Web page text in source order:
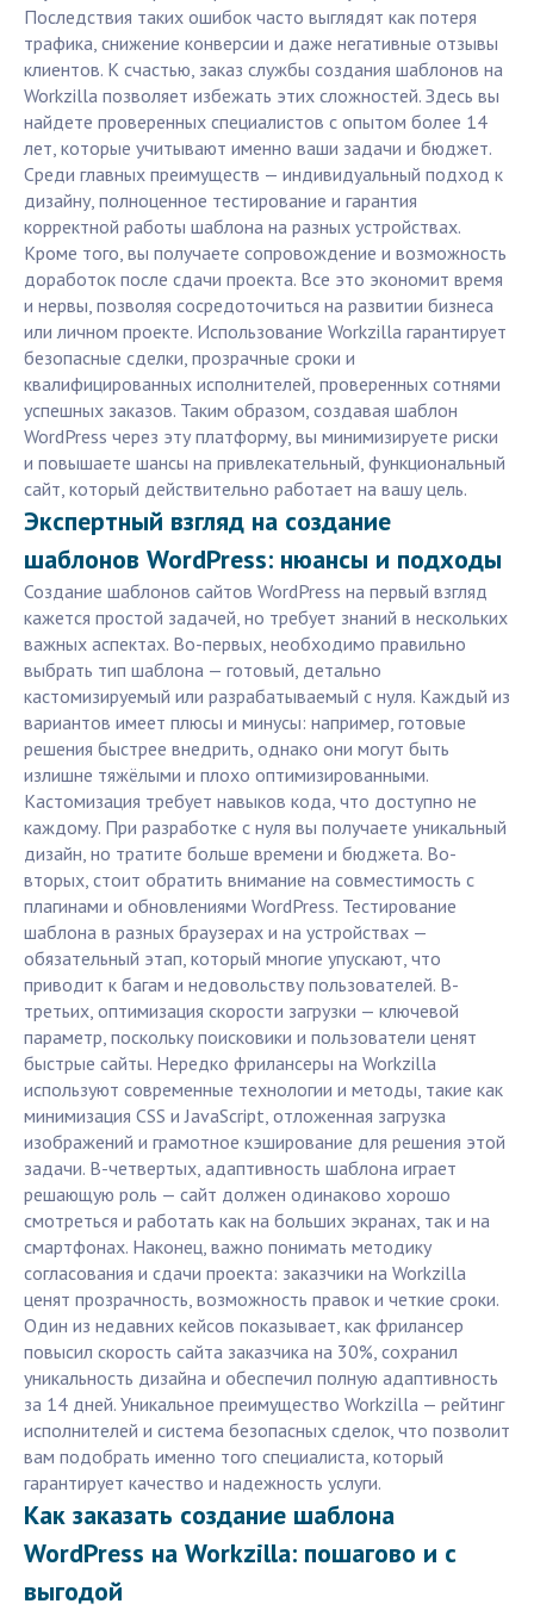
Последствия таких ошибок часто выглядят как потеря
трафика, снижение конверсии и даже негативные отзывы
клиентов. К счастью, заказ службы создания шаблонов на
Workzilla позволяет избежать этих сложностей. Здесь вы
найдете проверенных специалистов с опытом более 14
лет, которые учитывают именно ваши задачи и бюджет.
Среди главных преимуществ — индивидуальный подход к
дизайну, полноценное тестирование и гарантия
корректной работы шаблона на разных устройствах.
Кроме того, вы получаете сопровождение и возможность
доработок после сдачи проекта. Все это экономит время
и нервы, позволяя сосредоточиться на развитии бизнеса
или личном проекте. Использование Workzilla гарантирует
безопасные сделки, прозрачные сроки и
квалифицированных исполнителей, проверенных сотнями
успешных заказов. Таким образом, создавая шаблон
WordPress через эту платформу, вы минимизируете риски
и повышаете шансы на привлекательный, функциональный
сайт, который действительно работает на вашу цель.
Экспертный взгляд на создание
шаблонов WordPress: нюансы и подходы
Создание шаблонов сайтов WordPress на первый взгляд
кажется простой задачей, но требует знаний в нескольких
важных аспектах. Во-первых, необходимо правильно
выбрать тип шаблона — готовый, детально
кастомизируемый или разрабатываемый с нуля. Каждый из
вариантов имеет плюсы и минусы: например, готовые
решения быстрее внедрить, однако они могут быть
излишне тяжёлыми и плохо оптимизированными.
Кастомизация требует навыков кода, что доступно не
каждому. При разработке с нуля вы получаете уникальный
дизайн, но тратите больше времени и бюджета. Во-
вторых, стоит обратить внимание на совместимость с
плагинами и обновлениями WordPress. Тестирование
шаблона в разных браузерах и на устройствах —
обязательный этап, который многие упускают, что
приводит к багам и недовольству пользователей. В-
третьих, оптимизация скорости загрузки — ключевой
параметр, поскольку поисковики и пользователи ценят
быстрые сайты. Нередко фрилансеры на Workzilla
используют современные технологии и методы, такие как
минимизация CSS и JavaScript, отложенная загрузка
изображений и грамотное кэширование для решения этой
задачи. В-четвертых, адаптивность шаблона играет
решающую роль — сайт должен одинаково хорошо
смотреться и работать как на больших экранах, так и на
смартфонах. Наконец, важно понимать методику
согласования и сдачи проекта: заказчики на Workzilla
ценят прозрачность, возможность правок и четкие сроки.
Один из недавних кейсов показывает, как фрилансер
повысил скорость сайта заказчика на 30%, сохранил
уникальность дизайна и обеспечил полную адаптивность
за 14 дней. Уникальное преимущество Workzilla — рейтинг
исполнителей и система безопасных сделок, что позволит
вам подобрать именно того специалиста, который
гарантирует качество и надежность услуги.
Как заказать создание шаблона
WordPress на Workzilla: пошагово и с
выгодой